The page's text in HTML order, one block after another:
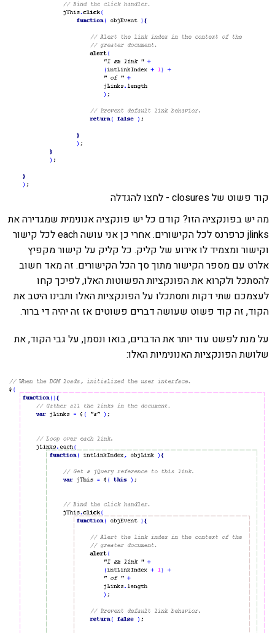
קוד פשוט של closures - לחצו להגדלה
מה יש בפונקציה הזו? קודם כל יש פונקציה אנונימית שמגדירה את
jlinks כרפרנס לכל הקישורים. אחרי כן אני עושה each לכל קישור
וקישור ומצמיד לו אירוע של קליק. כל קליק על קישור מקפיץ
אלרט עם מספר הקישור מתוך סך הכל הקישורים. זה מאד חשוב
להסתכל ולקרוא את הפונקציות הפשוטות האלו, לפיכך קחו
לעצמכם שתי דקות ותסתכלו על הפונקציות האלו ותבינו היטב את
הקוד, זה קוד פשוט שעושה דברים פשוטים אז זה יהיה די ברור.
על מנת לפשט עוד יותר את הדברים, בואו ונסמן, על גבי הקוד, את
שלושת הפונקציות האנונימיות האלו: